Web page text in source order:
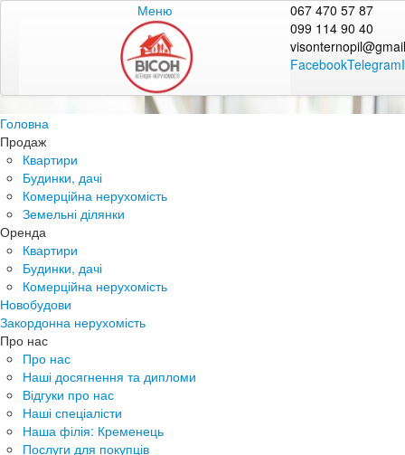
Меню
067 470 57 87
099 114 90 40
FacebookTelegram
Головна
Продаж
Квартири
Будинки, дачі
Комерційна нерухомість
Земельні ділянки
Оренда
Квартири
Будинки, дачі
Комерційна нерухомість
Новобудови
Закордонна нерухомість
Про нас
Про нас
Наші досягнення та дипломи
Відгуки про нас
Наші спеціалісти
Наша філія: Кременець
Послуги для покупців